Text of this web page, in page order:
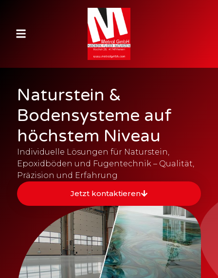
Naturstein &
Bodensysteme auf
höchstem Niveau
Individuelle Lösungen für Naturstein,
Epoxidböden und Fugentechnik – Qualität,
Präzision und Erfahrung
Jetzt kontaktieren